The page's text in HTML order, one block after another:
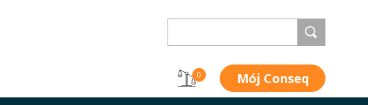
0 Mój Conseq